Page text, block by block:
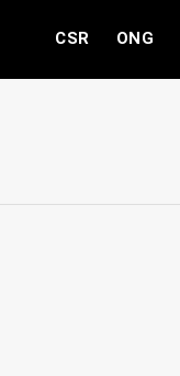
CSR ONG